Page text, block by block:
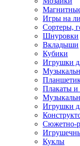
Игры на
Сортеры,
Шнуровки
Вкладыши
Кубики
Игрушки
Плакаты и
Игрушки
Сюжетно-
Куклы